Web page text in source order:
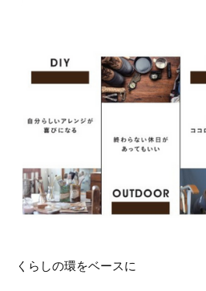
くらしの環をベースに